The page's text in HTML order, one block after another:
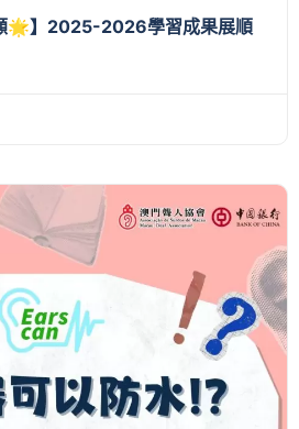
🌟】2025-2026學習成果展順